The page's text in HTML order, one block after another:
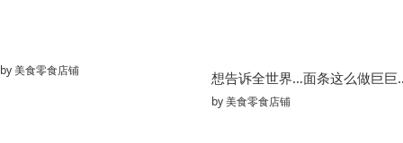
by美食零食店铺 想告诉全
by美食零食店铺